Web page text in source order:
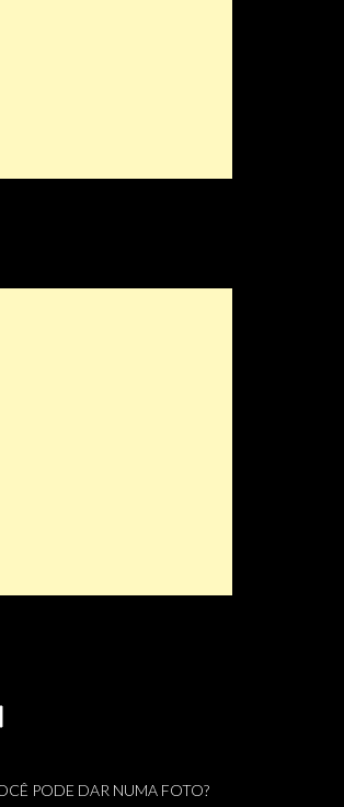
PODE DAR NUMA FOTO?